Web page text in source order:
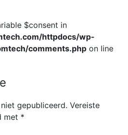
$consent in
httpdocs/wp-
comments.php on line
gepubliceerd. Vereiste
met *